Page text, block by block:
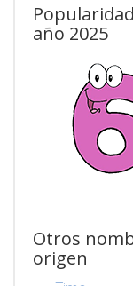
año 2025
Otros
origen